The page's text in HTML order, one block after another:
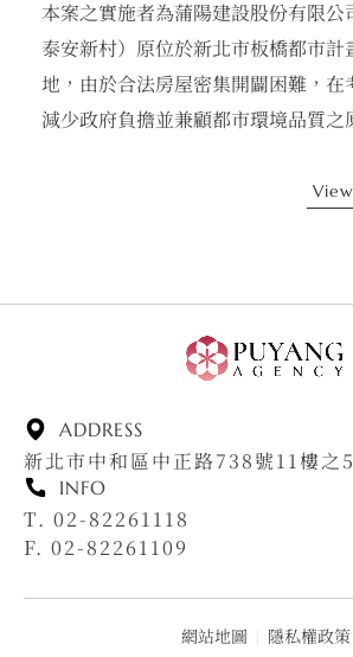
本案之實施者為蒲陽建設股份有限公
泰安新村）原位於新北市板橋都市計
地，由於合法房屋密集開闢困難，在
減少政府負擔並兼顧都市環境品質之
共設施保留地專案通盤檢討）案」
建築。
ADDRESS
新北市中和區中正路738號11樓之5
INFO
T. 02-82261118
F. 02-82261109
網站地圖 隱私權政策